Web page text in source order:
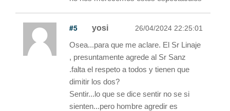
#5 yosi 26/04/2024 22:25:01
Osea...para que me aclare. El Sr Linaje
, presuntamente agrede al Sr Sanz
.falta el respeto a todos y tienen que
dimitir los dos?
Sentir...lo que se dice sentir no se si
sienten...pero hombre agredir es